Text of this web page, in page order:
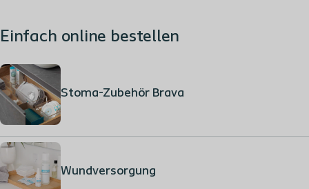
Einfach online bestellen
Stoma-Zubehör Brava
Wundversorgung